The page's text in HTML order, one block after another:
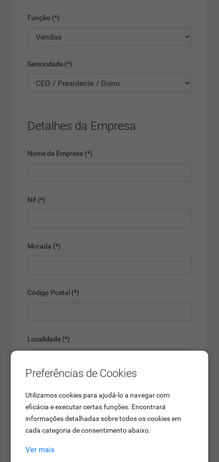
Função (*)
Senioridade (*)
Detalhes da Empresa
Nome da Empresa (*)
Nif (*)
Morada (*)
Código Postal (*)
Localidade (*)
Tipo de produto ou serviços nos quais está mais
Preferências de Cookies
Utilizamos cookies para ajudá-lo a navegar com
eficácia e executar certas funções. Encontrará
informações detalhadas sobre todos os cookies em
cada categoria de consentimento abaixo.
Ver mais